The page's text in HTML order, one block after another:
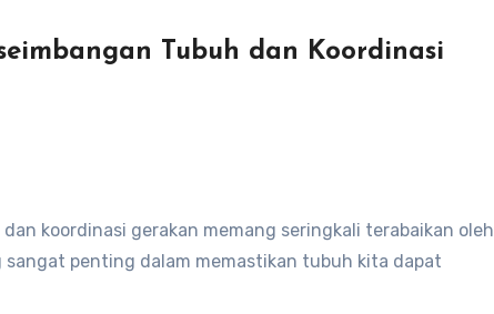
Tubuh dan Koordinasi
koordinasi gerakan memang seringkali terabaikan oleh
sangat penting dalam memastikan tubuh kita dapat